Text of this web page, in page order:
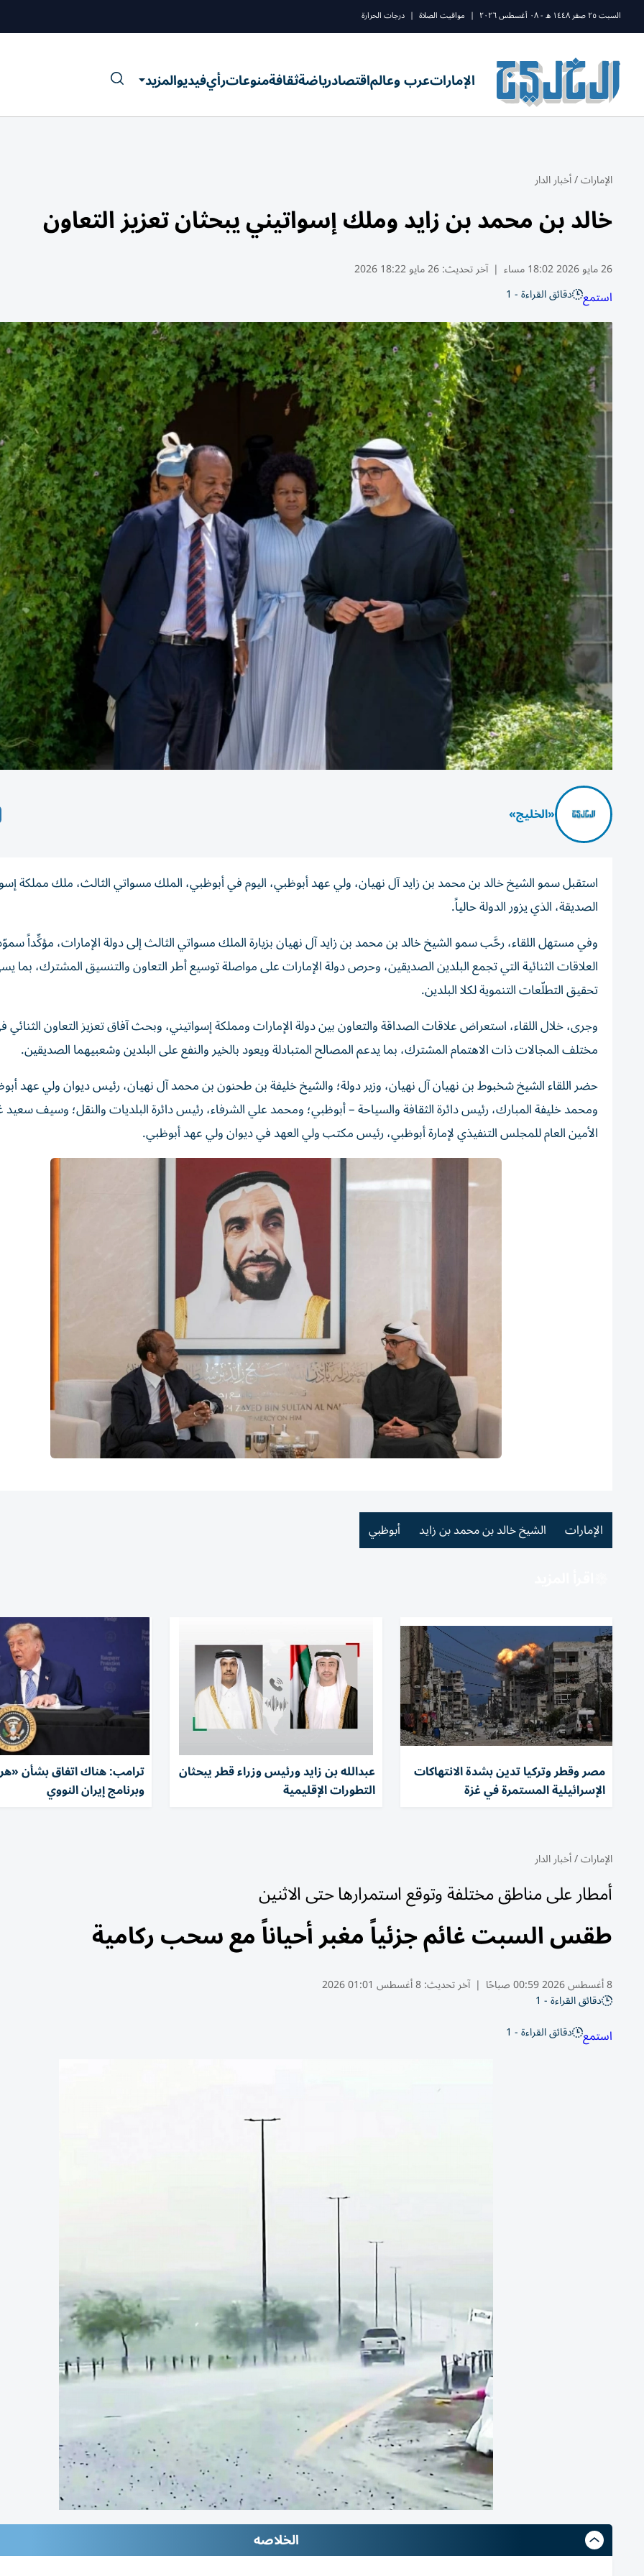
السبت ٢٥ صفر ١٤٤٨ ه - ٠٨ أغسطس ٢٠٢٦ | مواقيت الصلاة | درجات الحرارة
الإماراتعرب وعالماقتصادرياضةثقافةمنوعاترأيفيديوالمزيد
الإمارات/أخبار الدار
خالد بن محمد بن زايد وملك إسواتيني يبحثان تعزيز التعاون
26 مايو 2026 18:02 مساء | آخر تحديث:26 مايو 18:22 2026
استمع دقائق القراءة - 1
«الخليج»
استقبل سمو الشيخ خالد بن محمد بن زايد آل نهيان، ولي عهد أبوظبي، اليوم في أبوظبي، الملك مسواتي الثالث، ملك مملكة
الصديقة، الذي يزور الدولة حالياً.
وفي مستهل اللقاء، رحَّب سمو الشيخ خالد بن محمد بن زايد آل نهيان بزيارة الملك مسواتي الثالث إلى دولة الإمارات، مؤكِّداً
العلاقات الثنائية التي تجمع البلدين الصديقين، وحرص دولة الإمارات على مواصلة توسيع أطر التعاون والتنسيق المشترك، بما
تحقيق التطلّعات التنموية لكلا البلدين.
وجرى، خلال اللقاء، استعراض علاقات الصداقة والتعاون بين دولة الإمارات ومملكة إسواتيني، وبحث آفاق تعزيز التعاون الثنائي
مختلف المجالات ذات الاهتمام المشترك، بما يدعم المصالح المتبادلة ويعود بالخير والنفع على البلدين وشعبيهما الصديقين.
حضر اللقاء الشيخ شخبوط بن نهيان آل نهيان، وزير دولة؛ والشيخ خليفة بن طحنون بن محمد آل نهيان، رئيس ديوان ولي عهد
ومحمد خليفة المبارك، رئيس دائرة الثقافة والسياحة – أبوظبي؛ ومحمد علي الشرفاء، رئيس دائرة البلديات والنقل؛ وسيف
الأمين العام للمجلس التنفيذي لإمارة أبوظبي، رئيس مكتب ولي العهد في ديوان ولي عهد أبوظبي.
الإمارات الشيخ خالد بن محمد بن زايد أبوظبي
مصر وقطر وتركيا تدين بشدة الانتهاكات
الإسرائيلية المستمرة في غزة
عبدالله بن زايد ورئيس وزراء قطر يبحثان
التطورات الإقليمية
ترامب: هناك اتفاق بشأن
وبرنامج إيران النووي
الإمارات/أخبار الدار
أمطار على مناطق مختلفة وتوقع استمرارها حتى الاثنين
طقس السبت غائم جزئياً مغبر أحياناً مع سحب ركامية
8 أغسطس 2026 00:59 صباحًا | آخر تحديث:8 أغسطس 01:01 2026
دقائق القراءة - 1
استمع دقائق القراءة - 1
الخلاصه